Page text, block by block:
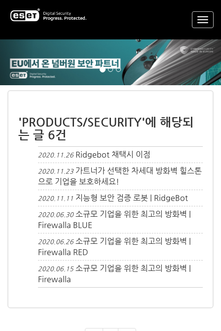
'PRODUCTS/SECURITY'에 해당되
는 글 6건
2020.11.26 Ridgebot 채택시 이점
2020.11.23 가트너가 선택한 차세대 방화벽 힐스톤
으로 기업을 보호하세요!
2020.11.11 지능형 보안 검증 로봇 | RidgeBot
2020.06.30 소규모 기업을 위한 최고의 방화벽 |
Firewalla BLUE
2020.06.26 소규모 기업을 위한 최고의 방화벽 |
Firewalla RED
2020.06.15 소규모 기업을 위한 최고의 방화벽 |
Firewalla